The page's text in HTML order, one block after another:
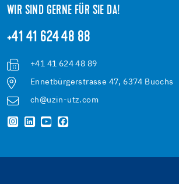
WIR SIND GERNE FÜR SIE DA!
+41 41 624 48 88
+41 41 624 48 89
Ennetbürgerstrasse 47, 6374 Buochs
ch@uzin-utz.com